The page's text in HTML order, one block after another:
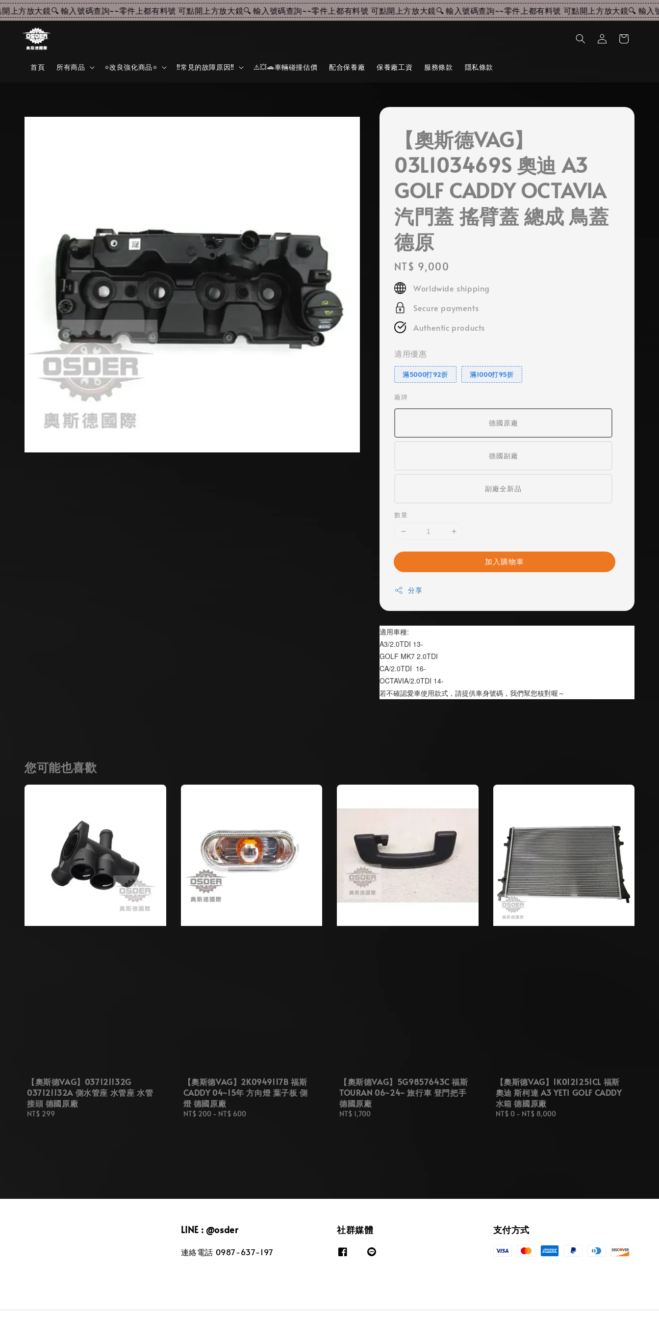
方放大鏡🔍 輸入號碼查詢~~零件上都有料號 可點開上方放大鏡🔍 輸入號碼查詢~~零件上都有料號 可點開上方放大鏡🔍 輸入號碼查詢~~零件上都有料號 可點開上方放大鏡🔍 輸入號
首頁 所有商品 ⭐改良強化商品⭐ ‼️常見的故障原因‼️ ⚠️💥🚗車輛碰撞估價 配合保養廠 保養廠工資 服務條款 隱私條款
【奧斯德VAG】
03L103469S 奧迪 A3
GOLF CADDY OCTAVIA
汽門蓋 搖臂蓋 總成 鳥蓋
德原
Regular
price
NT$ 9,000
Worldwide shipping
Secure payments
Authentic products
適用優惠
滿5000打92折 滿1000打95折
廠牌
德國原廠
德國副廠
副廠全新品
數量
加入購物車
分享
適用車種:
A3/2.0TDI 13-
GOLF MK7 2.0TDI
CA/2.0TDI  16-
OCTAVIA/2.0TDI 14-
若不確認愛車使用款式，請提供車身號碼，我們幫您核對喔～
您可能也喜歡
【奧斯德VAG】037121132G
037121132A 側水管座 水管座 水管
接頭 德國原廠
Regular
NT$ 299
【奧斯德VAG】2K0949117B 福斯
CADDY 04~15年 方向燈 葉子板 側
燈 德國原廠
Regular
NT$ 200- NT$ 600
【奧斯德VAG】5G9857643C 福斯
TOURAN 06~24~ 旅行車 登門把手
德國原廠
Regular
NT$ 1,700
【奧斯德VAG】1K0121251CL 福斯
奧迪 斯柯達 A3 YETI GOLF CADDY
水箱 德國原廠
Regular
NT$ 0- NT$ 8,000
LINE : @osder
連絡電話 0987-637-197
社群媒體 支付方式